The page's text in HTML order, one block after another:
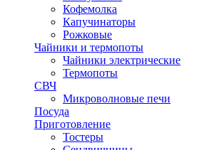
Кофемолка
Капучинаторы
Рожковые
Чайники и термопоты
Чайники электрические
Термопоты
СВЧ
Микроволновые печи
Посуда
Приготовление
Тостеры